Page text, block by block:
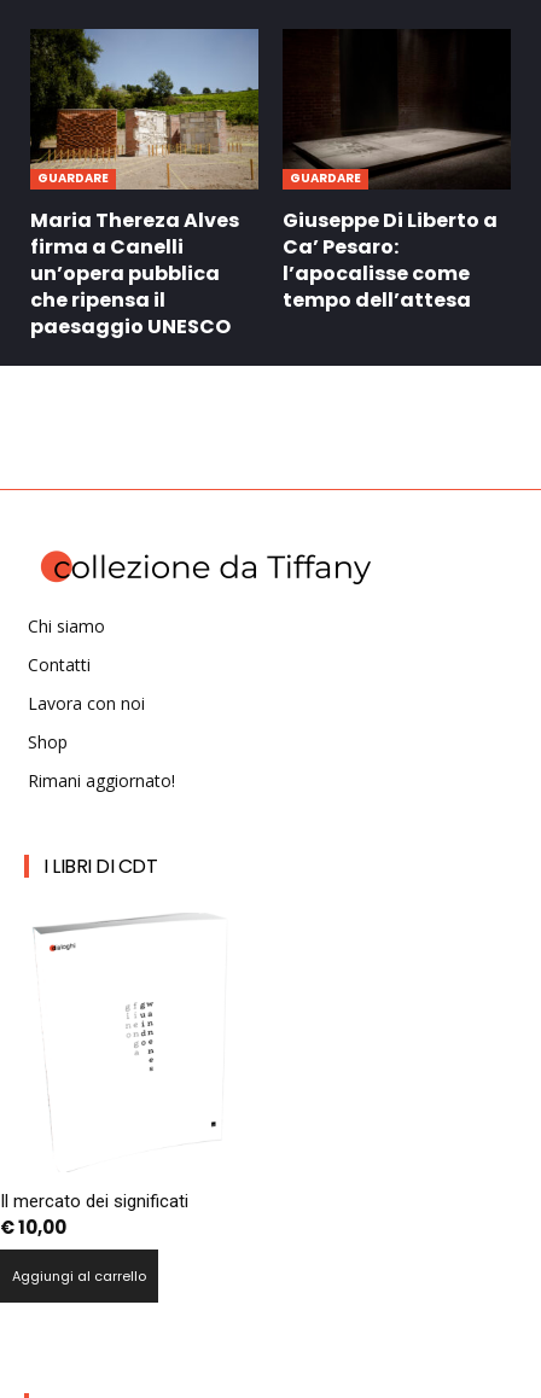
GUARDARE
Maria Thereza Alves
firma a Canelli
un’opera pubblica
che ripensa il
paesaggio UNESCO
GUARDARE
Giuseppe Di Liberto a
Ca’ Pesaro:
l’apocalisse come
tempo dell’attesa
Chi siamo
Contatti
Lavora con noi
Shop
Rimani aggiornato!
I LIBRI DI CDT
Il mercato dei significati
€10,00
Aggiungi al carrello